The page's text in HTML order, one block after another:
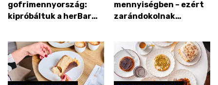
gofrimennyország:
kipróbáltuk a herBar
mennyiségben – ezért
zarándokolnak
Réteshez